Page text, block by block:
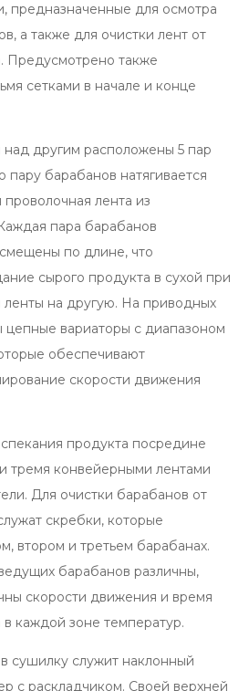
предназначенные для осмотра
а также для очистки лент от
Предусмотрено также
сетками в начале и конце
другим расположены 5 пар
барабанов натягивается
проволочная лента из
пара барабанов
по длине, что
сырого продукта в сухой при
на другую. На приводных
цепные вариаторы с диапазоном
обеспечивают
скорости движения
продукта посредине
тремя конвейерными лентами
Для очистки барабанов от
скребки, которые
втором и третьем барабанах.
барабанов различны,
скорости движения и время
каждой зоне температур.
сушилку служит наклонный
с раскладчиком. Своей верхней